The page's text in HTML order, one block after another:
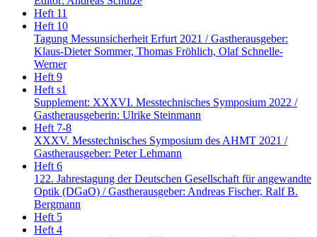
Heft 11
Heft 10
Tagung Messunsicherheit Erfurt 2021 / Gastherausgeber:
Klaus-Dieter Sommer, Thomas Fröhlich, Olaf Schnelle-
Werner
Heft 9
Heft s1
Supplement: XXXVI. Messtechnisches Symposium 2022 /
Gastherausgeberin: Ulrike Steinmann
Heft 7-8
XXXV. Messtechnisches Symposium des AHMT 2021 /
Gastherausgeber: Peter Lehmann
Heft 6
122. Jahrestagung der Deutschen Gesellschaft für angewandte
Optik (DGaO) / Gastherausgeber: Andreas Fischer, Ralf B.
Bergmann
Heft 5
Heft 4